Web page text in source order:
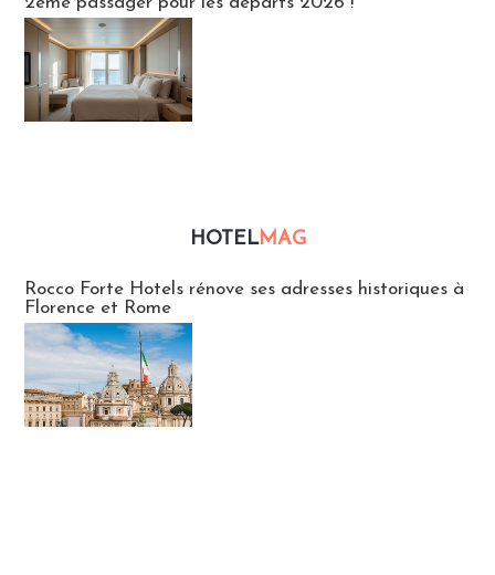
HOTELMAG
Rocco Forte Hotels rénove ses adresses historiques à
Florence et Rome